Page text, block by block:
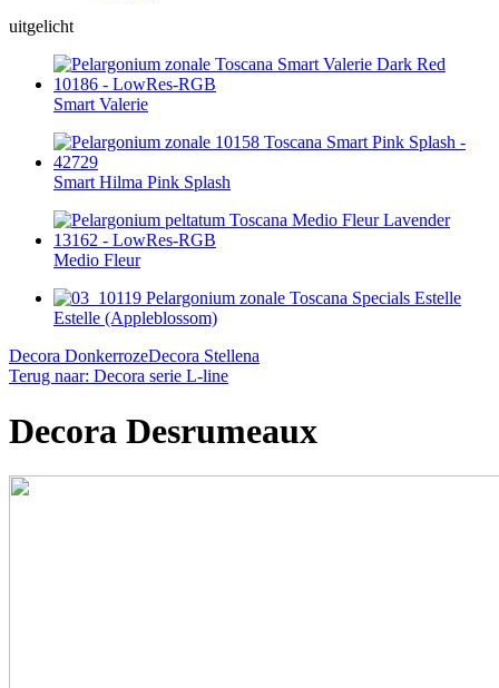
uitgelicht
Smart Valerie
Smart Hilma Pink Splash
Medio Fleur
Estelle (Appleblossom)
Decora DonkerrozeDecora Stellena
Terug naar: Decora serie L-line
Decora Desrumeaux